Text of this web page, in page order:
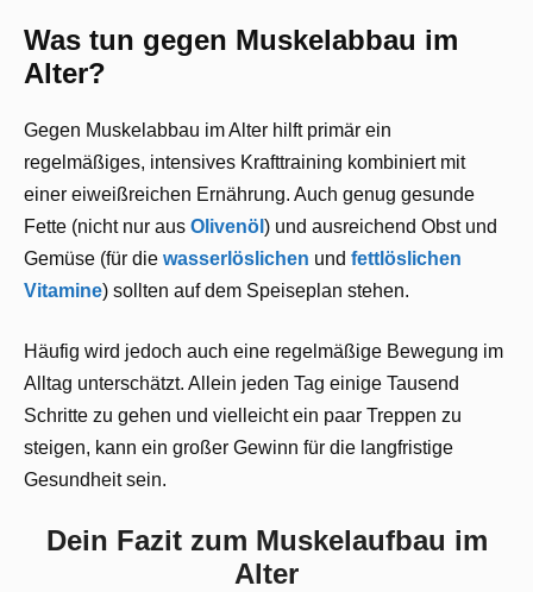
Was tun gegen Muskelabbau im
Alter?
Gegen Muskelabbau im Alter hilft primär ein
regelmäßiges, intensives Krafttraining kombiniert mit
einer eiweißreichen Ernährung. Auch genug gesunde
Fette (nicht nur aus Olivenöl ) und ausreichend Obst und
Gemüse (für die wasserlöslichen und fettlöslichen
Vitamine) sollten auf dem Speiseplan stehen.
Häufig wird jedoch auch eine regelmäßige Bewegung im
Alltag unterschätzt. Allein jeden Tag einige Tausend
Schritte zu gehen und vielleicht ein paar Treppen zu
steigen, kann ein großer Gewinn für die langfristige
Gesundheit sein.
Dein Fazit zum Muskelaufbau im
Alter